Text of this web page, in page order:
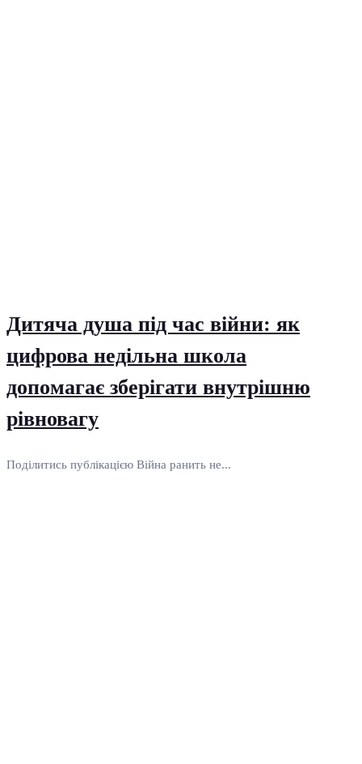
Дитяча душа під час війни: як
цифрова недільна школа
допомагає зберігати внутрішню
рівновагу
Поділитись публікацією Війна ранить не...